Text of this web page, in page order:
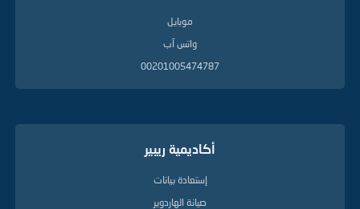
موبايل
واتس آب
00201005474787
أكاديمية ريبير
إستعادة بيانات
صيانة الهاردوير